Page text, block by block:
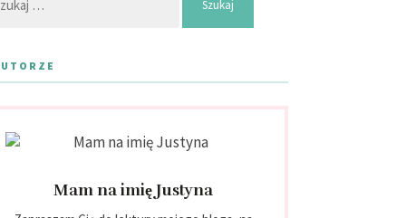
Mam na imię Justyna